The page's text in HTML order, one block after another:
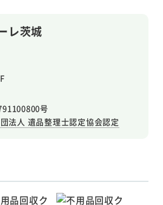
レ茨城
号
法人 遺品整理士認定協会認定